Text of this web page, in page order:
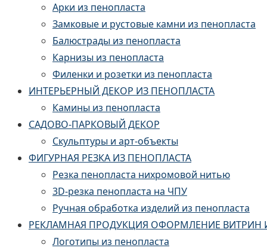
Арки из пенопласта
Замковые и рустовые камни из пенопласта
Балюстрады из пенопласта
Карнизы из пенопласта
Филенки и розетки из пенопласта
ИНТЕРЬЕРНЫЙ ДЕКОР ИЗ ПЕНОПЛАСТА
Камины из пенопласта
САДОВО-ПАРКОВЫЙ ДЕКОР
Скульптуры и арт-объекты
ФИГУРНАЯ РЕЗКА ИЗ ПЕНОПЛАСТА
Резка пенопласта нихромовой нитью
3D-резка пенопласта на ЧПУ
Ручная обработка изделий из пенопласта
РЕКЛАМНАЯ ПРОДУКЦИЯ ОФОРМЛЕНИЕ ВИТРИН
Логотипы из пенопласта